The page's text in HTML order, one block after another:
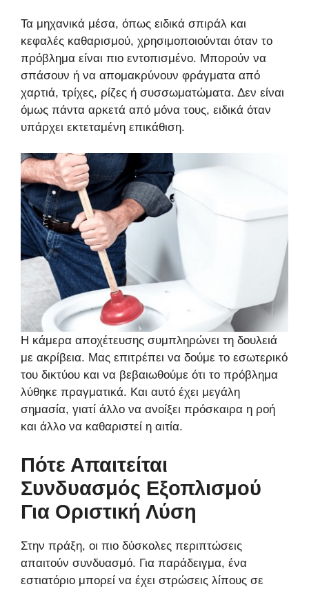
Τα μηχανικά μέσα, όπως ειδικά σπιράλ και
κεφαλές καθαρισμού, χρησιμοποιούνται όταν το
πρόβλημα είναι πιο εντοπισμένο. Μπορούν να
σπάσουν ή να απομακρύνουν φράγματα από
χαρτιά, τρίχες, ρίζες ή συσσωματώματα. Δεν είναι
όμως πάντα αρκετά από μόνα τους, ειδικά όταν
υπάρχει εκτεταμένη επικάθιση.
Η κάμερα αποχέτευσης συμπληρώνει τη δουλειά
με ακρίβεια. Μας επιτρέπει να δούμε το εσωτερικό
του δικτύου και να βεβαιωθούμε ότι το πρόβλημα
λύθηκε πραγματικά. Και αυτό έχει μεγάλη
σημασία, γιατί άλλο να ανοίξει πρόσκαιρα η ροή
και άλλο να καθαριστεί η αιτία.
Πότε Απαιτείται
Συνδυασμός Εξοπλισμού
Για Οριστική Λύση
Στην πράξη, οι πιο δύσκολες περιπτώσεις
απαιτούν συνδυασμό. Για παράδειγμα, ένα
εστιατόριο μπορεί να έχει στρώσεις λίπους σε